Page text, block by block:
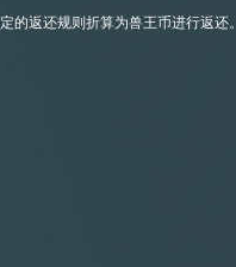
返还规则折算为兽王币进行返还。